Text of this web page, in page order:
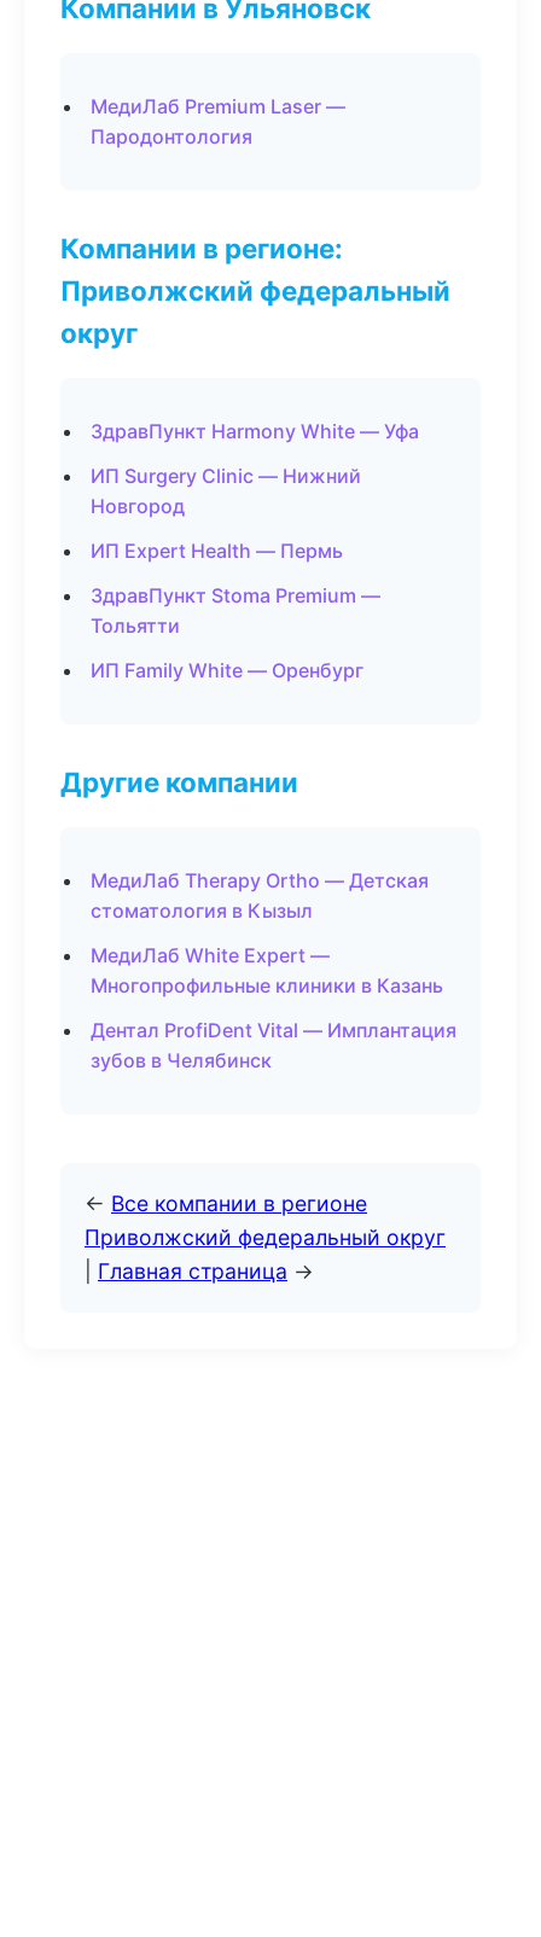
Компании в Ульяновск
МедиЛаб Premium Laser —
Пародонтология
Компании в регионе:
Приволжский федеральный
округ
ЗдравПункт Harmony White — Уфа
ИП Surgery Clinic — Нижний
Новгород
ИП Expert Health — Пермь
ЗдравПункт Stoma Premium —
Тольятти
ИП Family White — Оренбург
Другие компании
МедиЛаб Therapy Ortho — Детская
стоматология в Кызыл
МедиЛаб White Expert —
Многопрофильные клиники в Казань
Дентал ProfiDent Vital — Имплантация
зубов в Челябинск
← Все компании в регионе
Приволжский федеральный округ
Главная страница →